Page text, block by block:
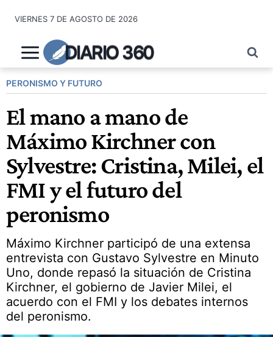
contenido
VIERNES 7 DE AGOSTO DE 2026
DIARIO 360
PERONISMO Y FUTURO
El mano a mano de
Máximo Kirchner con
Sylvestre: Cristina, Milei, el
FMI y el futuro del
peronismo
Máximo Kirchner participó de una extensa
entrevista con Gustavo Sylvestre en Minuto
Uno, donde repasó la situación de Cristina
Kirchner, el gobierno de Javier Milei, el
acuerdo con el FMI y los debates internos
del peronismo.